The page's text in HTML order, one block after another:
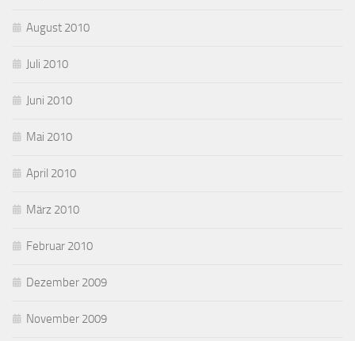
August 2010
Juli 2010
Juni 2010
Mai 2010
April 2010
März 2010
Februar 2010
Dezember 2009
November 2009